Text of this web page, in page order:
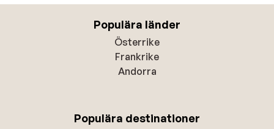
Populära länder
Österrike
Frankrike
Andorra
Populära destinationer